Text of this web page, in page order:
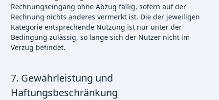
Rechnungseingang ohne Abzug fällig, sofern auf der
Rechnung nichts anderes vermerkt ist. Die der jeweiligen
Kategorie entsprechende Nutzung ist nur unter der
Bedingung zulässig, so lange sich der Nutzer nicht im
Verzug befindet.
7. Gewährleistung und
Haftungsbeschränkung